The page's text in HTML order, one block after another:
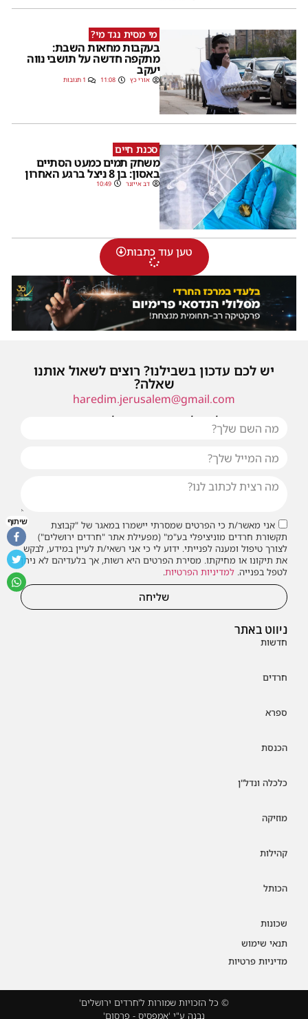
מי מסית נגד מי?
בעקבות מחאות השבת:
מתקפה חדשה על תושבי נווה
יעקב
אורי כץ 11:08 1 תגובות
סכנת חיים
משחק תמים כמעט הסתיים
באסון: בן 8 ניצל ברגע האחרון
דב אייזנר 10:49
טען עוד כתבות
ניווט באתר
חדשות
חרדים
ספרא
הכנסת
כלכלה ונדל"ן
מוזיקה
קהילות
הכותל
שכונות
תנאי שימוש
מדיניות פרטיות
יש לכם עדכון בשבילנו? רוצים לשאול אותנו
שאלה?
haredim.jerusalem@gmail.com
או שילחו אלינו פנייה ונחזור אליכם בהקדם
אני מאשר/ת כי הפרטים שמסרתי יישמרו במאגר של "קבוצת
תקשורת חרדים מוניציפלי בע"מ" (מפעילת אתר "חרדים ירושלים")
לצורך טיפול ומענה לפנייתי. ידוע לי כי אני רשאי/ת לעיין במידע, לבקש
את תיקונו או מחיקתו. מסירת הפרטים היא רשות, אך בלעדיהם לא ניתן
לטפל בפנייה. למדיניות הפרטיות.
שליחה
© כל הזכויות שמורות ל'חרדים ירושלים'
נבנה ע"י 'אמפסיס - פרסום'
שיתוף